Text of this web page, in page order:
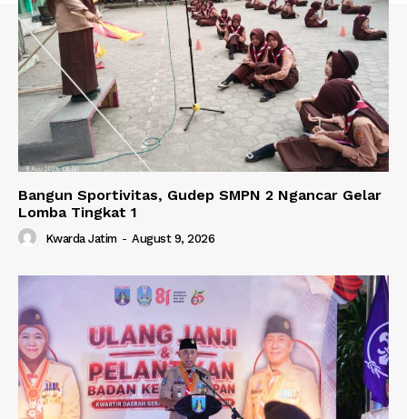
Bangun Sportivitas, Gudep SMPN 2 Ngancar Gelar
Lomba Tingkat 1
Kwarda Jatim - August 9, 2026